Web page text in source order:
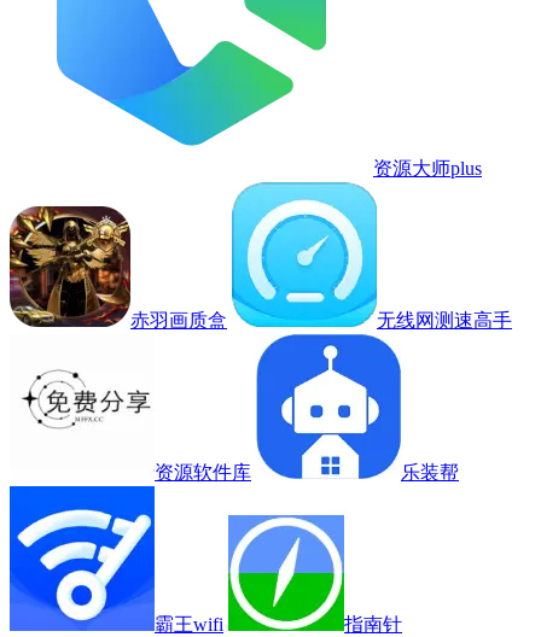
资源大师plus
赤羽画质盒 无线网测速高手
资源软件库 乐装帮
霸王wifi 指南针